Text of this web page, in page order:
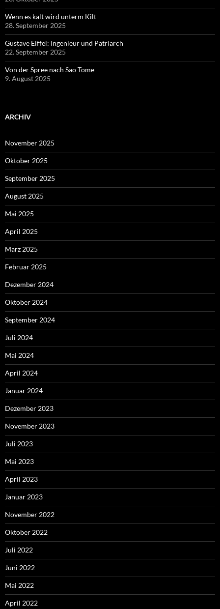
Wenn es kalt wird unterm Kilt
28. September 2025
Gustave Eiffel: Ingenieur und Patriarch
22. September 2025
Von der Spree nach Sao Tome
9. August 2025
ARCHIV
November 2025
Oktober 2025
September 2025
August 2025
Mai 2025
April 2025
März 2025
Februar 2025
Dezember 2024
Oktober 2024
September 2024
Juli 2024
Mai 2024
April 2024
Januar 2024
Dezember 2023
November 2023
Juli 2023
Mai 2023
April 2023
Januar 2023
November 2022
Oktober 2022
Juli 2022
Juni 2022
Mai 2022
April 2022